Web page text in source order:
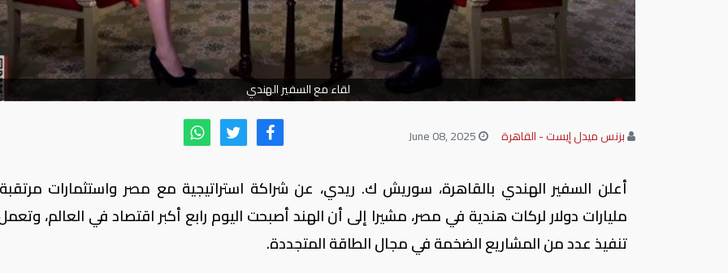
لقاء مع السفير الهندي
بزنس ميدل إيست - القاهرة
مليارات دولار لركات هندية في مصر، مشيرا إلى أن الهند أصبحت اليوم رابع أكبر اقتصاد في العالم،
تنفيذ عدد من المشاريع الضخمة في مجال الطاقة المتجددة.